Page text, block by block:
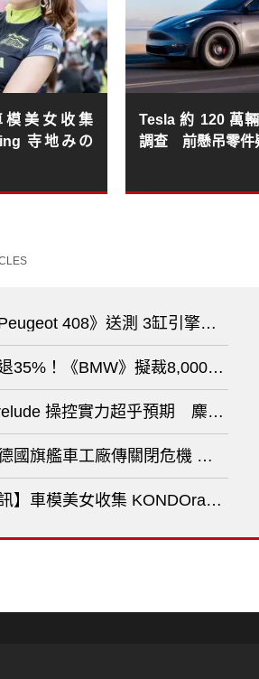
模美女收集
寺地みの
Tesla 約 120 萬
調查 前懸吊零件
408》送測 3缸引擎動力有
35%！《BMW》擬裁8,000人 重
操控實力超乎預期 麋鹿測
國旗艦車工廠傳關閉危機 數千名
訊】車模美女收集 KONDOracing